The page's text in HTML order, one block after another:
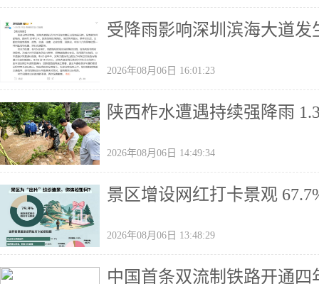
受降雨影响深圳滨海大道发
2026年08月06日 16:01:23
陕西柞水遭遇持续强降雨
2026年08月06日 14:49:34
景区增设网红打卡景观
2026年08月06日 13:48:29
中国首条双流制铁路开通四